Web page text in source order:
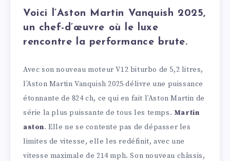
Voici l’Aston Martin Vanquish 2025,
un chef-d’œuvre où le luxe
rencontre la performance brute.
Avec son nouveau moteur V12 biturbo de 5,2 litres,
l’Aston Martin Vanquish 2025 délivre une puissance
étonnante de 824 ch, ce qui en fait l’Aston Martin de
série la plus puissante de tous les temps. Martin
aston. Elle ne se contente pas de dépasser les
limites de vitesse, elle les redéfinit, avec une
vitesse maximale de 214 mph. Son nouveau châssis,